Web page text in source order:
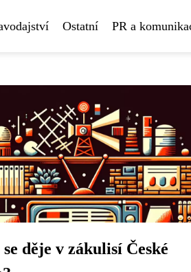
Ostatní PR a
děje v zákulisí České